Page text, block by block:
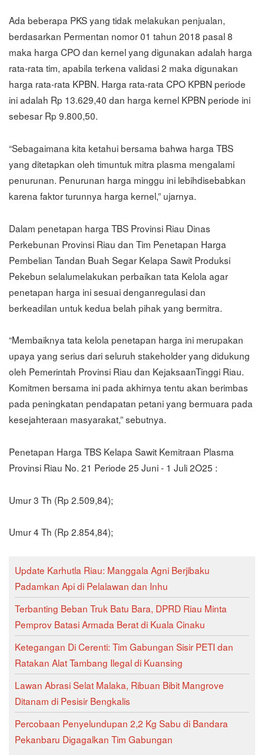
Ada beberapa PKS yang tidak melakukan penjualan,
berdasarkan Permentan nomor 01 tahun 2018 pasal 8
maka harga CPO dan kernel yang digunakan adalah harga
rata-rata tim, apabila terkena validasi 2 maka digunakan
harga rata-rata KPBN. Harga rata-rata CPO KPBN periode
ini adalah Rp 13.629,40 dan harga kernel KPBN periode ini
sebesar Rp 9.800,50.
“Sebagaimana kita ketahui bersama bahwa harga TBS
yang ditetapkan oleh timuntuk mitra plasma mengalami
penurunan. Penurunan harga minggu ini lebihdisebabkan
karena faktor turunnya harga kernel,” ujarnya.
Dalam penetapan harga TBS Provinsi Riau Dinas
Perkebunan Provinsi Riau dan Tim Penetapan Harga
Pembelian Tandan Buah Segar Kelapa Sawit Produksi
Pekebun selalumelakukan perbaikan tata Kelola agar
penetapan harga ini sesuai denganregulasi dan
berkeadilan untuk kedua belah pihak yang bermitra.
“Membaiknya tata kelola penetapan harga ini merupakan
upaya yang serius dari seluruh stakeholder yang didukung
oleh Pemerintah Provinsi Riau dan KejaksaanTinggi Riau.
Komitmen bersama ini pada akhirnya tentu akan berimbas
pada peningkatan pendapatan petani yang bermuara pada
kesejahteraan masyarakat,” sebutnya.
Penetapan Harga TBS Kelapa Sawit Kemitraan Plasma
Provinsi Riau No. 21 Periode 25 Juni - 1 Juli 2O25 :
Umur 3 Th (Rp 2.509,84);
Umur 4 Th (Rp 2.854,84);
Update Karhutla Riau: Manggala Agni Berjibaku
Padamkan Api di Pelalawan dan Inhu
Terbanting Beban Truk Batu Bara, DPRD Riau Minta
Pemprov Batasi Armada Berat di Kuala Cinaku
Ketegangan Di Cerenti: Tim Gabungan Sisir PETI dan
Ratakan Alat Tambang Ilegal di Kuansing
Lawan Abrasi Selat Malaka, Ribuan Bibit Mangrove
Ditanam di Pesisir Bengkalis
Percobaan Penyelundupan 2,2 Kg Sabu di Bandara
Pekanbaru Digagalkan Tim Gabungan